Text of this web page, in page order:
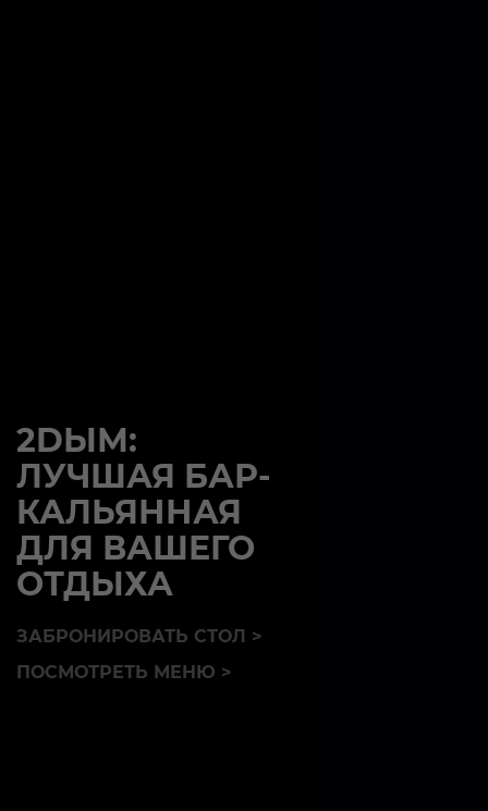
2DЫМ:
ЛУЧШАЯ БАР-
КАЛЬЯННАЯ
ДЛЯ ВАШЕГО
ОТДЫХА
ЗАБРОНИРОВАТЬ СТОЛ >
ПОСМОТРЕТЬ МЕНЮ >